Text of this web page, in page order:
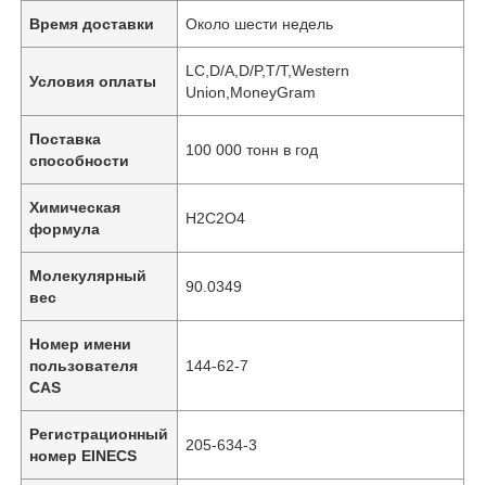
Время доставки Около шести недель
Условия оплаты
LC,D/A,D/P,T/T,Western
Union,MoneyGram
Поставка
способности
100 000 тонн в год
Химическая
формула
H2C2O4
Молекулярный
вес
90.0349
Номер имени
пользователя
CAS
144-62-7
Регистрационный
номер EINECS
205-634-3